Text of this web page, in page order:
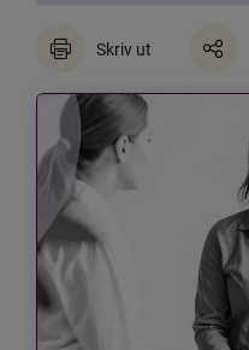
Skriv ut